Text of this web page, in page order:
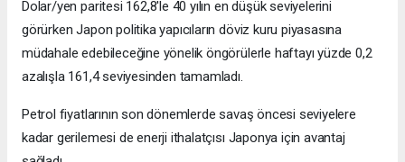
Dolar/yen paritesi 162,8'le 40 yılın en düşük seviyelerini
görürken Japon politika yapıcıların döviz kuru piyasasına
müdahale edebileceğine yönelik öngörülerle haftayı yüzde 0,2
azalışla 161,4 seviyesinden tamamladı.
Petrol fiyatlarının son dönemlerde savaş öncesi seviyelere
kadar gerilemesi de enerji ithalatçısı Japonya için avantaj